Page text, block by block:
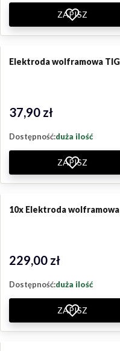
ZAPISZ
Elektroda wolframowa TIG
Cena
37,90 zł
Dostępność:duża ilość
ZAPISZ
10x Elektroda
Cena
229,00 zł
Dostępność:duża ilość
ZAPISZ